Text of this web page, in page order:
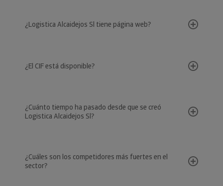
¿Logistica Alcaidejos Sl tiene página web?
¿El CIF está disponible?
¿Cuánto tiempo ha pasado desde que se creó
Logistica Alcaidejos Sl?
¿Cuáles son los competidores más fuertes en el
sector?